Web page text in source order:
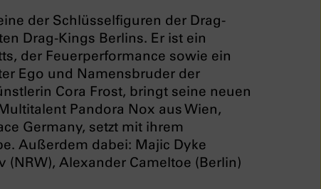
der Schlüsselfiguren der Drag-
Drag-Kings Berlins. Er ist ein
der Feuerperformance sowie ein
Ego und Namensbruder der
Cora Frost, bringt seine neuen
Pandora Nox aus Wien,
Germany, setzt mit ihrem
Außerdem dabei: Majic Dyke
(NRW), Alexander Cameltoe (Berlin)